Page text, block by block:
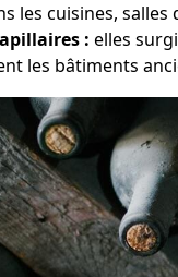
les cuisines,
: elles
les bâtiments